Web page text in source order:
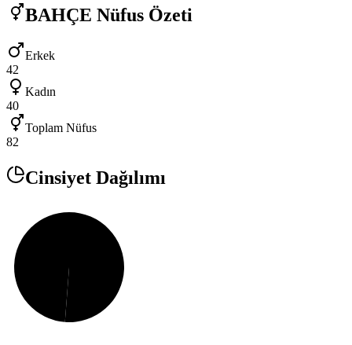
BAHÇE Nüfus Özeti
Erkek
42
Kadın
40
Toplam Nüfus
82
Cinsiyet Dağılımı